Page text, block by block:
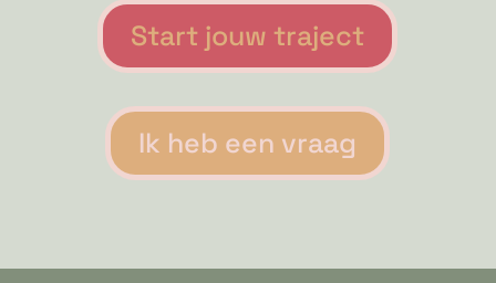
Start jouw traject
Ik heb een vraag